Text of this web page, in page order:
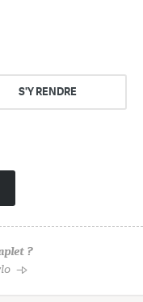
S'Y RENDRE
?